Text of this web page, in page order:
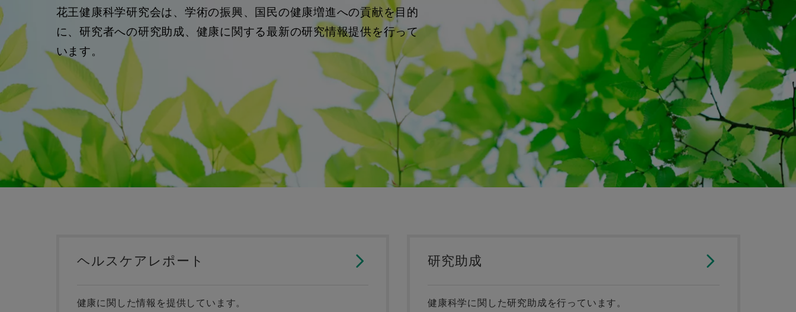
花王健康科学研究会は、学術の振興、国民の健康増進への貢献を目的
に、研究者への研究助成、健康に関する最新の研究情報提供を行って
います。
ヘルスケアレポート
健康に関した情報を提供しています。
研究助成
健康科学に関した研究助成を行っています。